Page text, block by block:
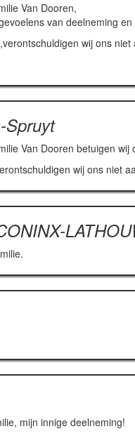
Van Dooren,
van deelneming
wij ons
Spruyt
Van Dooren betuigen
wij ons niet
mijn innige deelneming!